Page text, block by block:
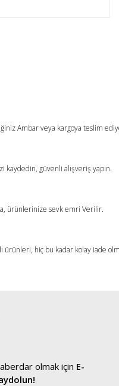
olmalı.
Ambar veya kargoya teslim
güvenli alışveriş yapın.
ürünlerinize sevk emri Verilir.
ürünleri, hiç bu kadar kolay iade
olmak için E-